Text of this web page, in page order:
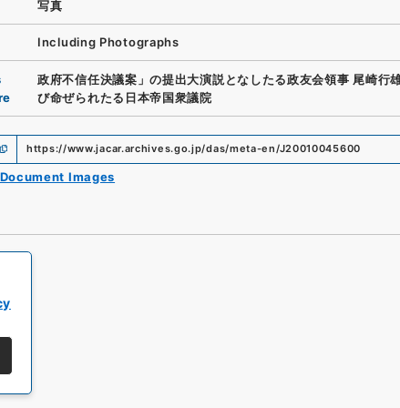
写真
Including Photographs
政府不信任決議案」の提出大演説となしたる政友会領事 尾崎行
び命ぜられたる日本帝国衆議院
https://www.jacar.archives.go.jp/das/meta-en/J20010045600
Images